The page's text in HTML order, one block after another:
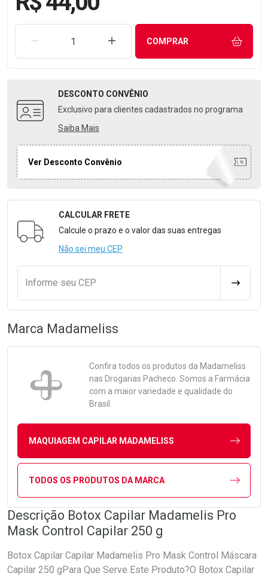
REMOVER UMA UNIDADEAUMENTAR UMA UNIDADE
COMPRAR
DESCONTO CONVÊNIO
Exclusivo para clientes cadastrados no programa
Saiba Mais
Ver Desconto Convênio
Formulário para Calcular o Frete
CALCULAR FRETE
Calcule o prazo e o valor das suas entregas
Não sei meu CEP
Informe seu CEP
Marca Madameliss
Confira todos os produtos da Madameliss
nas Drogarias Pacheco. Somos a Farmácia
com a maior variedade e qualidade do
Brasil.
MAQUIAGEM CAPILAR MADAMELISS
TODOS OS PRODUTOS DA MARCA
Descrição Botox Capilar Madamelis Pro
Mask Control Capilar 250 g
Botox Capilar Capilar Madamelis Pro Mask Control Máscara
Capilar 250 gPara Que Serve Este Produto?O Botox Capilar